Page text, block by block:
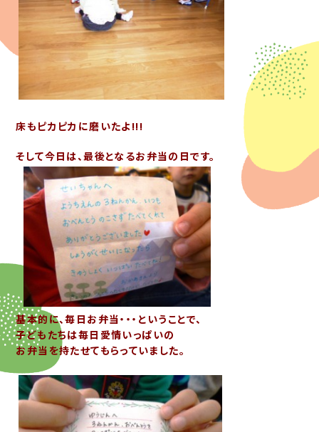
床もピカピカに磨いたよ!!!
そして今日は、最後となるお弁当の日です。
基本的に、毎日お弁当・・・ということで、
子どもたちは毎日愛情いっぱいの
お弁当を持たせてもらっていました。